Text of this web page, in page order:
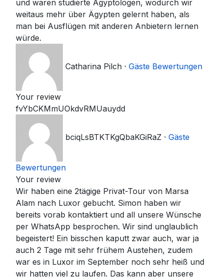
und waren studierte Ägyptologen, wodurch wir
weitaus mehr über Ägypten gelernt haben, als
man bei Ausflügen mit anderen Anbietern lernen
würde.
Catharina Pilch · Gäste Bewertungen
Your review
fvYbCKMmUOkdvRMUauydd
bciqLsBTKTKgQbaKGiRaZ · Gäste
Bewertungen
Your review
Wir haben eine 2tägige Privat-Tour von Marsa
Alam nach Luxor gebucht. Simon haben wir
bereits vorab kontaktiert und all unsere Wünsche
per WhatsApp besprochen. Wir sind unglaublich
begeistert! Ein bisschen kaputt zwar auch, war ja
auch 2 Tage mit sehr frühem Austehen, zudem
war es in Luxor im September noch sehr heiß und
wir hatten viel zu laufen. Das kann aber unsere